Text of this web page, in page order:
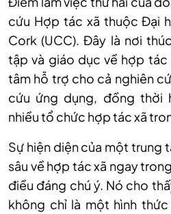
cứu Hợp tác xã thuộc Đại
Cork (UCC). Đây là nơi
tập và giáo dục về hợp
tâm hỗ trợ cho cả nghiên
cứu ứng dụng, đồng thời
nhiều tổ chức hợp tác xã
Sự hiện diện của một trung
sâu về hợp tác xã ngay
điều đáng chú ý. Nó cho
không chỉ là một hình